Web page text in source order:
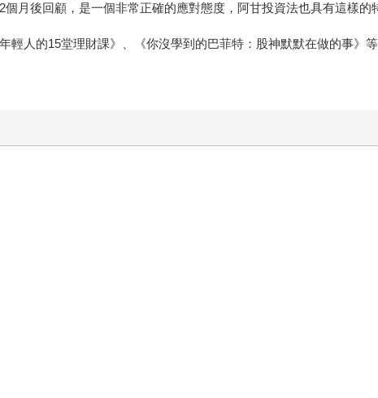
月後回顧，是一個非常正確的應對態度，阿甘投資法也具有這樣的
輕人的15堂理財課》、《你沒學到的巴菲特：股神默默在做的事》